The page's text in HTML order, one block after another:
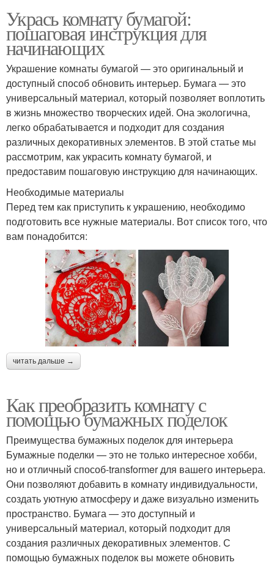
Укрась комнату бумагой:
пошаговая инструкция для
начинающих
Украшение комнаты бумагой — это оригинальный и
доступный способ обновить интерьер. Бумага — это
универсальный материал, который позволяет воплотить
в жизнь множество творческих идей. Она экологична,
легко обрабатывается и подходит для создания
различных декоративных элементов. В этой статье мы
рассмотрим, как украсить комнату бумагой, и
предоставим пошаговую инструкцию для начинающих.
Необходимые материалы
Перед тем как приступить к украшению, необходимо
подготовить все нужные материалы. Вот список того, что
вам понадобится:
читать дальше →
Как преобразить комнату с
помощью бумажных поделок
Преимущества бумажных поделок для интерьера
Бумажные поделки — это не только интересное хобби,
но и отличный способ-transformer для вашего интерьера.
Они позволяют добавить в комнату индивидуальности,
создать уютную атмосферу и даже визуально изменить
пространство. Бумага — это доступный и
универсальный материал, который подходит для
создания различных декоративных элементов. С
помощью бумажных поделок вы можете обновить